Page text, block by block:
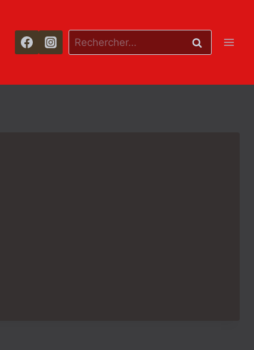
Rechercher :